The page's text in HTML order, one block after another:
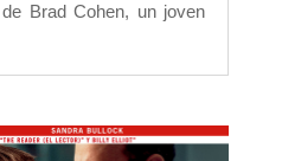
Brad Cohen, un joven